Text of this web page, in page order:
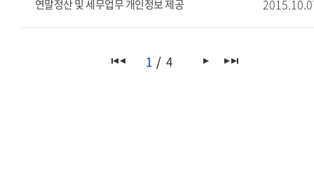
연말정산 및 세무업무 개인정보 제공
1 4